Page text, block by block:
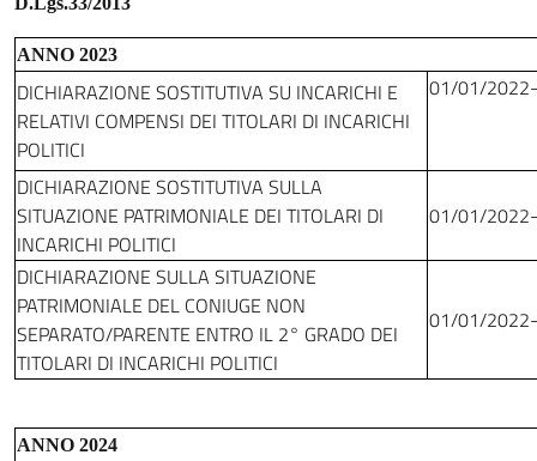
ANNO 2023
DICHIARAZIONE SOSTITUTIVA SU INCARICHI E
RELATIVI COMPENSI DEI TITOLARI DI INCARICHI
POLITICI
01/01/
DICHIARAZIONE SOSTITUTIVA SULLA
SITUAZIONE PATRIMONIALE DEI TITOLARI DI
INCARICHI POLITICI
01/01/
DICHIARAZIONE SULLA SITUAZIONE
PATRIMONIALE DEL CONIUGE NON
SEPARATO/PARENTE ENTRO IL 2° GRADO DEI
TITOLARI DI INCARICHI POLITICI
01/01/
ANNO 2024